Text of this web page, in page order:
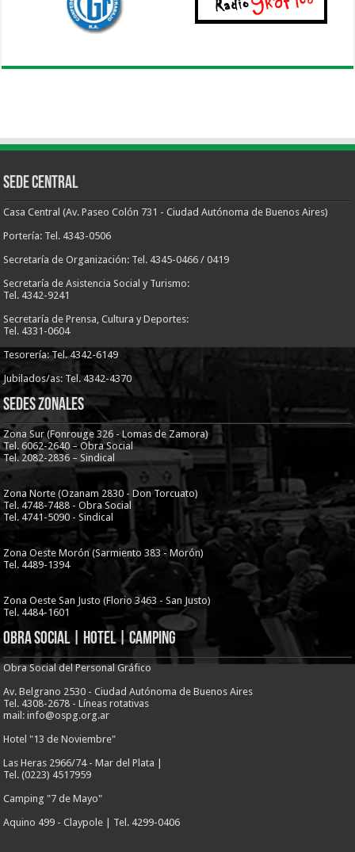
Sede Central
Casa Central (Av. Paseo Colón 731 - Ciudad Autónoma de Buenos Aires)
Portería: Tel. 4343-0506
Secretaría de Organización: Tel. 4345-0466 / 0419
Secretaría de Asistencia Social y Turismo:
Tel. 4342-9241
Secretaría de Prensa, Cultura y Deportes:
Tel. 4331-0604
Tesorería: Tel. 4342-6149
Jubilados/as: Tel. 4342-4370
Sedes Zonales
Zona Sur (Fonrouge 326 - Lomas de Zamora)
Tel. 6062-2640 – Obra Social
Tel. 2082-2836 – Sindical
Zona Norte (Ozanam 2830 - Don Torcuato)
Tel. 4748-7488 - Obra Social
Tel. 4741-5090 - Sindical
Zona Oeste Morón (Sarmiento 383 - Morón)
Tel. 4489-1394
Zona Oeste San Justo (Florio 3463 - San Justo)
Tel. 4484-1601
Obra Social | Hotel | Camping
Obra Social del Personal Gráfico
Av. Belgrano 2530 - Ciudad Autónoma de Buenos Aires
Tel. 4308-2678 - Líneas rotativas
mail: info@ospg.org.ar
Hotel "13 de Noviembre"
Las Heras 2966/74 - Mar del Plata |
Tel. (0223) 4517959
Camping "7 de Mayo"
Aquino 499 - Claypole | Tel. 4299-0406